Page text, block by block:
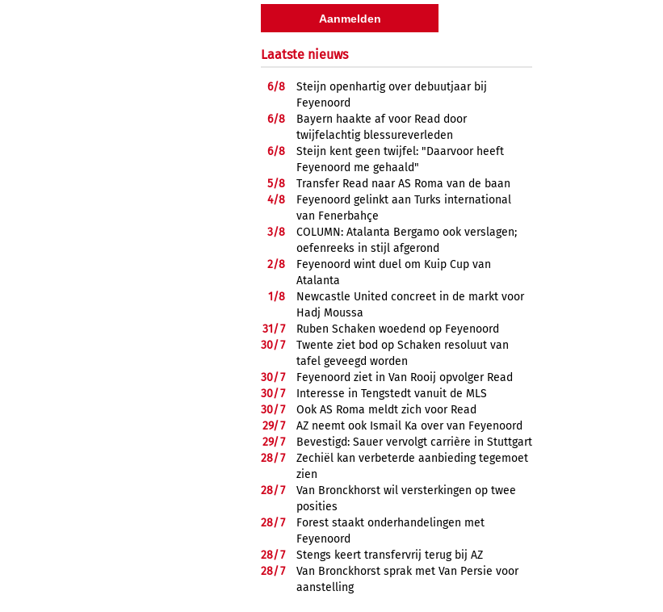
Laatste nieuws
6/8
Steijn openhartig over debuutjaar bij
Feyenoord
6/8
Bayern haakte af voor Read door
twijfelachtig blessureverleden
6/8
Steijn kent geen twijfel: "Daarvoor heeft
Feyenoord me gehaald"
5/8
Transfer Read naar AS Roma van de baan
4/8
Feyenoord gelinkt aan Turks international
van Fenerbahçe
3/8
COLUMN: Atalanta Bergamo ook verslagen;
oefenreeks in stijl afgerond
2/8
Feyenoord wint duel om Kuip Cup van
Atalanta
1/8
Newcastle United concreet in de markt voor
Hadj Moussa
31/7
Ruben Schaken woedend op Feyenoord
30/7
Twente ziet bod op Schaken resoluut van
tafel geveegd worden
30/7
Feyenoord ziet in Van Rooij opvolger Read
30/7
Interesse in Tengstedt vanuit de MLS
30/7
Ook AS Roma meldt zich voor Read
29/7
AZ neemt ook Ismail Ka over van Feyenoord
29/7
Bevestigd: Sauer vervolgt carrière in Stuttgart
28/7
Zechiël kan verbeterde aanbieding tegemoet
zien
28/7
Van Bronckhorst wil versterkingen op twee
posities
28/7
Forest staakt onderhandelingen met
Feyenoord
28/7
Stengs keert transfervrij terug bij AZ
28/7
Van Bronckhorst sprak met Van Persie voor
aanstelling